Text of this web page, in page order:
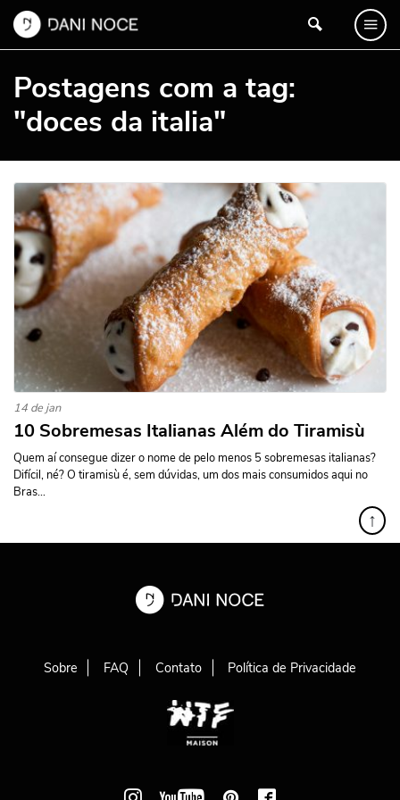
Postagens com a tag:
"doces da italia"
14 de jan
10 Sobremesas Italianas Além do Tiramisù
Quem aí consegue dizer o nome de pelo menos 5 sobremesas italianas?
Difícil, né? O tiramisù é, sem dúvidas, um dos mais consumidos aqui no
Bras...
↑
Sobre FAQ Contato Política de Privacidade